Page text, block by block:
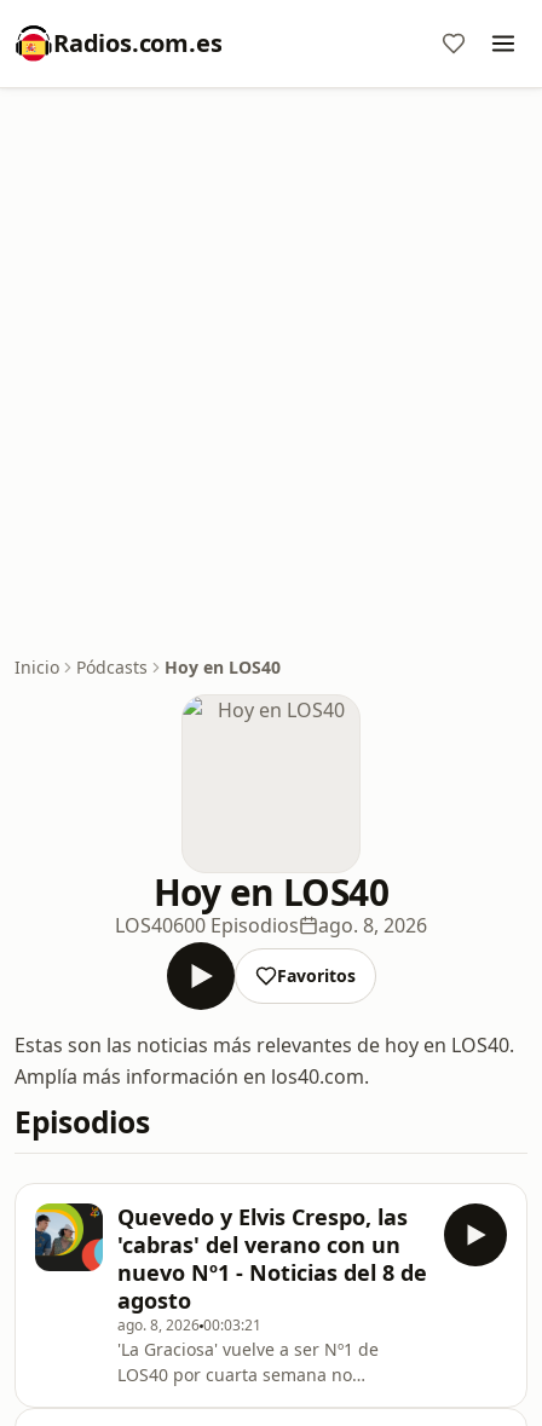
Radios.com.es
Inicio Pódcasts Hoy en LOS40
Hoy en LOS40
LOS40600 Episodios ago. 8, 2026
Favoritos
Estas son las noticias más relevantes de hoy en LOS40.
Amplía más información en los40.com.
Episodios
Quevedo y Elvis Crespo, las
'cabras' del verano con un
nuevo Nº1 - Noticias del 8 de
agosto
ago. 8, 202600:03:21
'La Graciosa' vuelve a ser Nº1 de
LOS40 por cuarta semana no